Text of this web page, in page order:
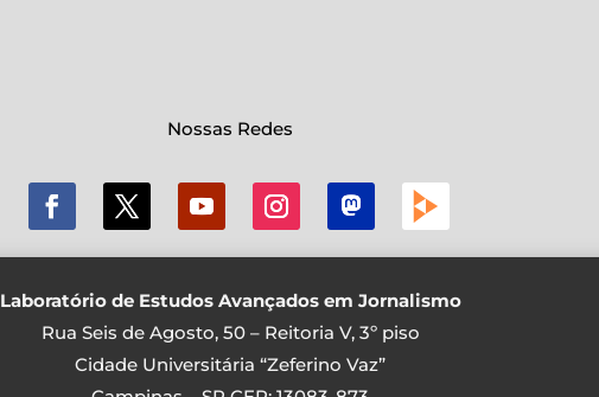
Nossas Redes
Laboratório de Estudos Avançados em Jornalismo
Rua Seis de Agosto, 50 – Reitoria V, 3º piso
Cidade Universitária “Zeferino Vaz”